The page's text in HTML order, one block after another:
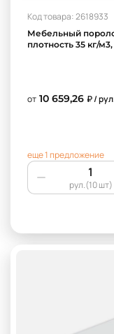
Код товара: 2618933
Мебельный
плотность 35 кг/
от 10 659,26 ₽ /
еще 1 предложение
рул.(10 шт)